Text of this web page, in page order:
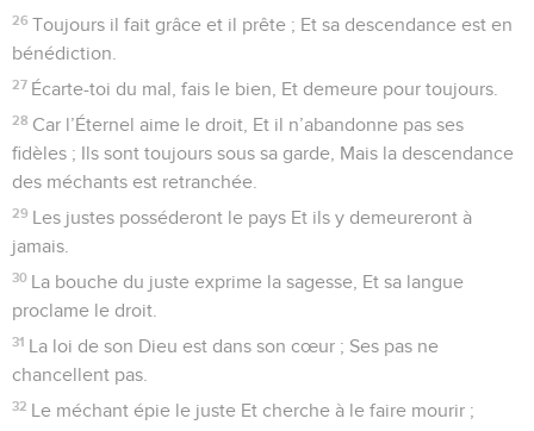
26 Toujours il fait grâce et il prête ; Et sa descendance est en
bénédiction.
27 Écarte-toi du mal, fais le bien, Et demeure pour toujours.
28 Car l’Éternel aime le droit, Et il n’abandonne pas ses
fidèles ; Ils sont toujours sous sa garde, Mais la descendance
des méchants est retranchée.
29 Les justes posséderont le pays Et ils y demeureront à
jamais.
30 La bouche du juste exprime la sagesse, Et sa langue
proclame le droit.
31 La loi de son Dieu est dans son cœur ; Ses pas ne
chancellent pas.
32 Le méchant épie le juste Et cherche à le faire mourir ;